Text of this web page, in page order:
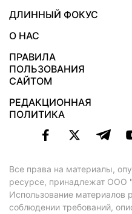
ДЛИННЫЙ ФОКУС
О НАС
ПРАВИЛА
ПОЛЬЗОВАНИЯ
САЙТОМ
РЕДАКЦИОННАЯ
ПОЛИТИКА
Все права на материалы,
ресурсе, принадлежат
Использование материалов
соблюдении требований,